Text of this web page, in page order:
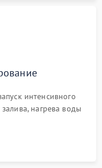
интенсивного
нагрева воды
шумов,
в поддоне.